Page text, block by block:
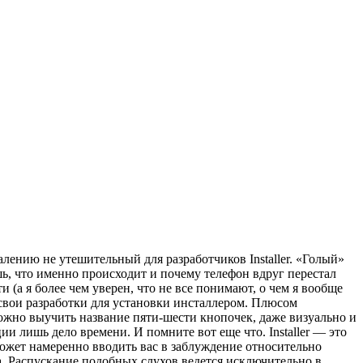
не утешительный для разработчиков Installer. «Голый»
что именно происходит и почему телефон вдруг перестал
(а я более чем уверен, что не все понимают, о чем я вообще
разработки для установки инсталлером. Плюсом
выучить название пяти-шести кнопочек, даже визуально и
лишь дело времени. И помните вот еще что. Installer — это
намеренно вводить вас в заблуждение относительно